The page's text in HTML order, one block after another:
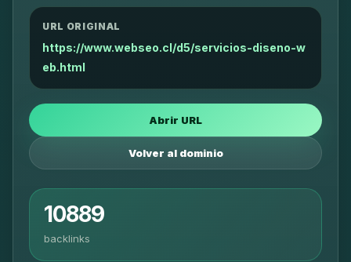
URL ORIGINAL
https://www.webseo.cl/d5/servicios-diseno-w
eb.html
Abrir URL
Volver al dominio
10889
backlinks